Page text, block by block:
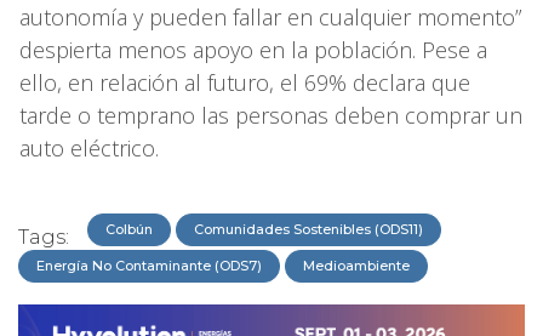
autonomía y pueden fallar en cualquier momento”
despierta menos apoyo en la población. Pese a
ello, en relación al futuro, el 69% declara que
tarde o temprano las personas deben comprar un
auto eléctrico.
Tags: Colbún Comunidades Sostenibles (ODS11)
Energía No Contaminante (ODS7) Medioambiente